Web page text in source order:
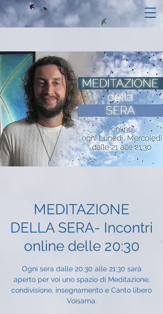
MEDITAZIONE
DELLA SERA- Incontri
online delle 20:30
Ogni sera dalle 20:30 alle 21:30 sarà
aperto per voi uno spazio di Meditazione,
condivisione, insegnamento e Canto libero
Voisama.